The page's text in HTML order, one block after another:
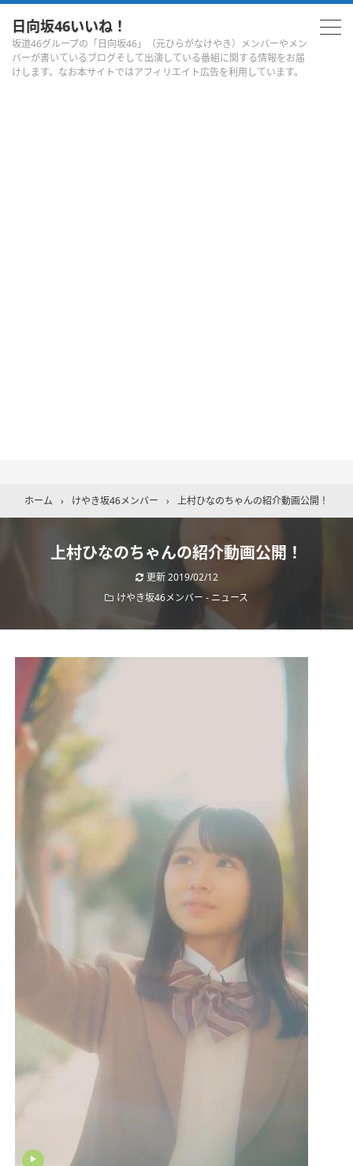
日向坂46いいね！
坂道46グループの「日向坂46」（元ひらがなけやき）メンバーやメン
バーが書いているブログそして出演している番組に関する情報をお届
けします。なお本サイトではアフィリエイト広告を利用しています。
ホーム › けやき坂46メンバー › 上村ひなのちゃんの紹介動画公開！
上村ひなのちゃんの紹介動画公開！
更新2019/02/12
けやき坂46メンバー - ニュース